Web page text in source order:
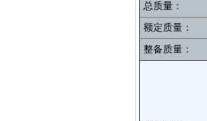
总质量：
额定质量：
整备质量：